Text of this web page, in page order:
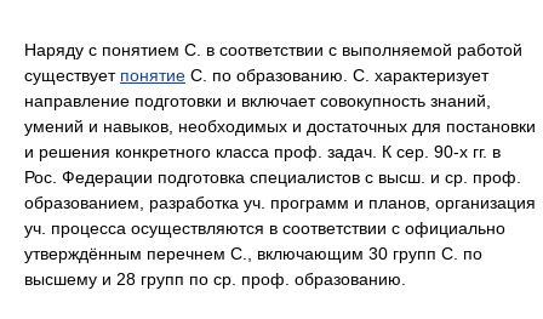
Наряду с понятием С. в соответствии с выполняемой работой
существует понятие С. по образованию. С. характеризует
направление подготовки и включает совокупность знаний,
умений и навыков, необходимых и достаточных для постановки
и решения конкретного класса проф. задач. К сер. 90-х гг. в
Рос. Федерации подготовка специалистов с высш. и ср. проф.
образованием, разработка уч. программ и планов, организация
уч. процесса осуществляются в соответствии с официально
утверждённым перечнем С., включающим 30 групп С. по
высшему и 28 групп по ср. проф. образованию.